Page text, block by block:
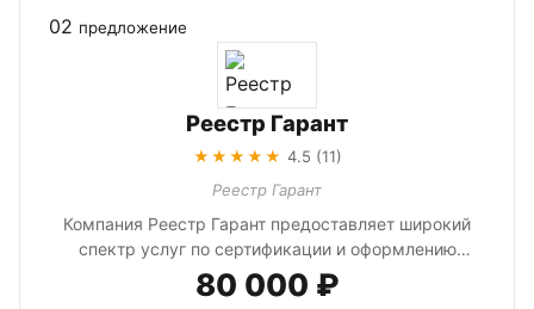
02 предложение
Реестр Гарант
★★★★★ 4.5 (11)
Реестр Гарант
Компания Реестр Гарант предоставляет широкий
спектр услуг по сертификации и оформлению
документов. Специализируется на п...
80 000 ₽